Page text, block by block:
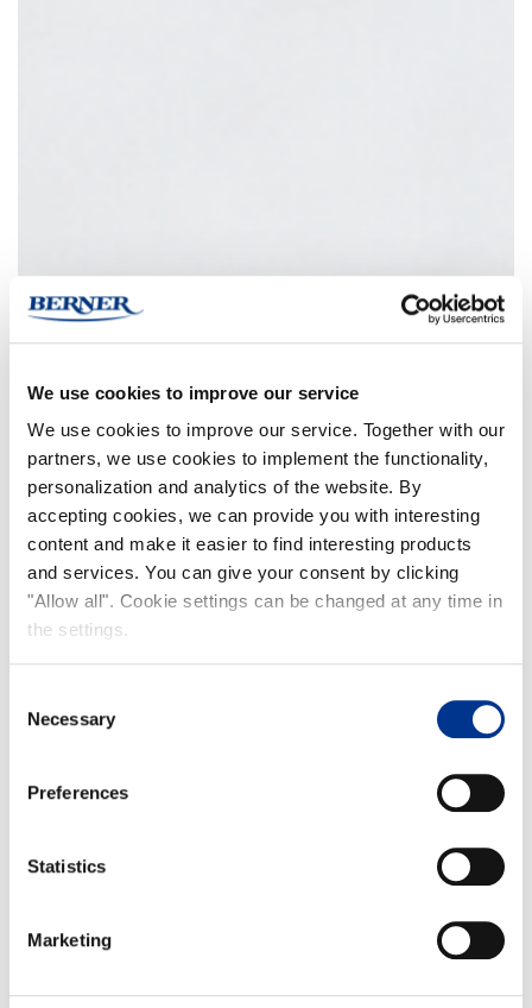
We use cookies to improve our service
We use cookies to improve our service. Together with our
partners, we use cookies to implement the functionality,
personalization and analytics of the website. By
accepting cookies, we can provide you with interesting
content and make it easier to find interesting products
and services. You can give your consent by clicking
"Allow all". Cookie settings can be changed at any time in
the settings.
Selection
Necessary
Preferences
Statistics
Marketing